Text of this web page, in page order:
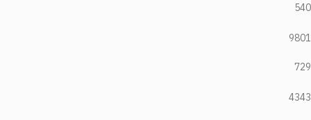
540
9801
729
4343